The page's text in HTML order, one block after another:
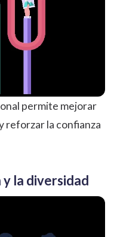
permite mejorar
reforzar la confianza
y la diversidad